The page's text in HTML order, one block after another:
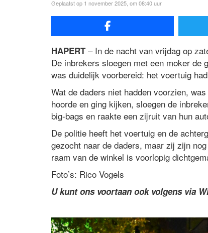
Geplaatst op 1 november 2025, om 08:40 uur
HAPERT– In de nacht van vrijdag op
De inbrekers sloegen met een moker de
was duidelijk voorbereid: het voertuig
Wat de daders niet hadden voorzien,
hoorde en ging kijken, sloegen de
big-bags en raakte een zijruit van hun
De politie heeft het voertuig en de
gezocht naar de daders, maar zij zijn
raam van de winkel is voorlopig
Foto’s: Rico Vogels
U kunt ons voortaan ook volgens via